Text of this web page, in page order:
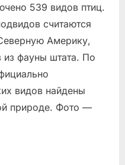
539 видов птиц.
считаются
Америку,
из фауны штата. По
видов найдены
природе. Фото —